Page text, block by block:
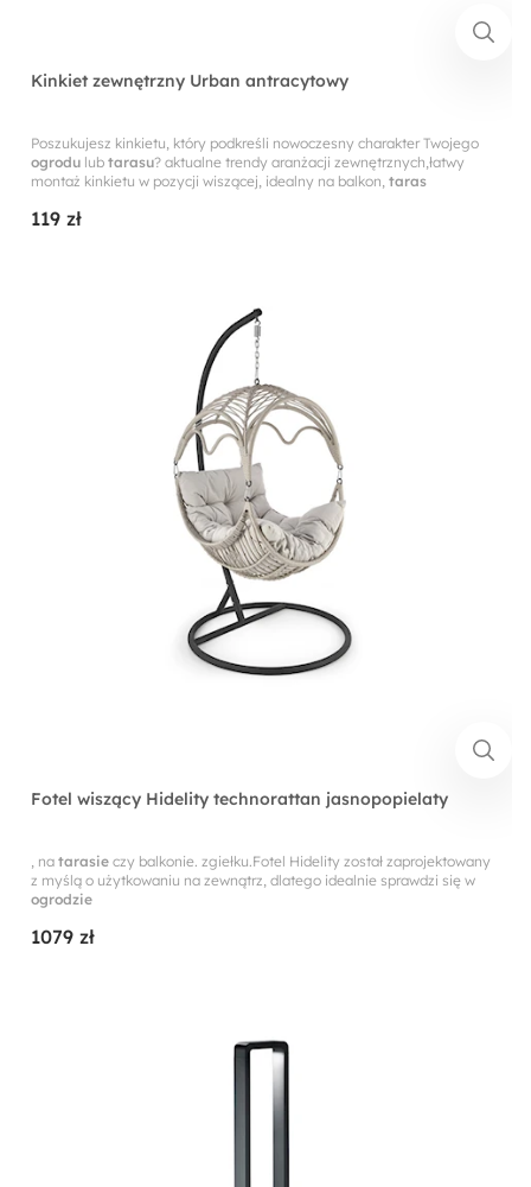
Kinkiet zewnętrzny Urban antracytowy
Poszukujesz kinkietu, który podkreśli nowoczesny charakter Twojego
ogrodu lub tarasu? aktualne trendy aranżacji zewnętrznych,łatwy
montaż kinkietu w pozycji wiszącej, idealny na balkon, taras
119 zł
Fotel wiszący Hidelity technorattan jasnopopielaty
, na tarasie czy balkonie. zgiełku.Fotel Hidelity został zaprojektowany
z myślą o użytkowaniu na zewnątrz, dlatego idealnie sprawdzi się w
ogrodzie
1079 zł